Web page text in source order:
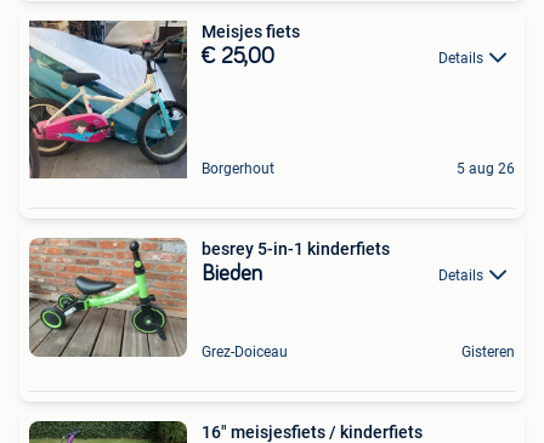
Meisjes fiets
€ 25,00 Details
Borgerhout 5 aug 26
besrey 5-in-1 kinderfiets
Bieden Details
Grez-Doiceau Gisteren
16" meisjesfiets / kinderfiets